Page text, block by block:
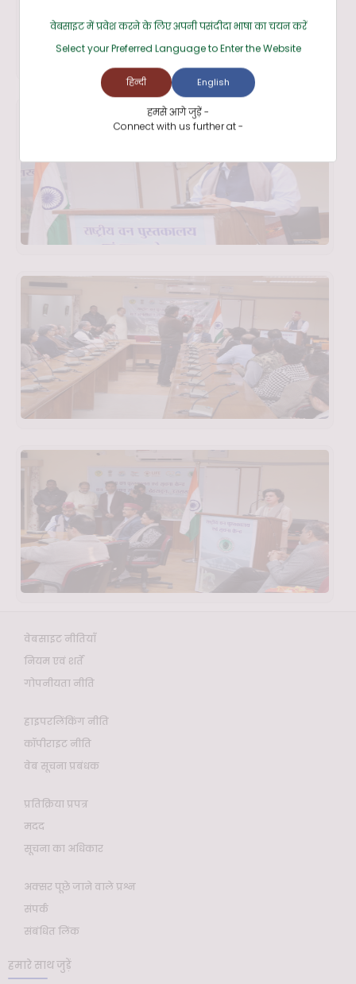
वेबसाइट नीतियाँ
नियम एवं शर्तें
गोपनीयता नीति
हाइपरलिंकिंग नीति
कॉपीराइट नीति
वेब सूचना प्रबंधक
प्रतिक्रिया प्रपत्र
मदद
सूचना का अधिकार
अक्सर पूछे जाने वाले प्रश्न
संपर्क
संबंधित लिंक
हमारे साथ जुड़ें
वेबसाइट में प्रवेश करने के लिए अपनी पसंदीदा भाषा का चयन करें
Select your Preferred Language to Enter the Website
हिन्दी English
हमसे आगे जुड़ें -
Connect with us further at -